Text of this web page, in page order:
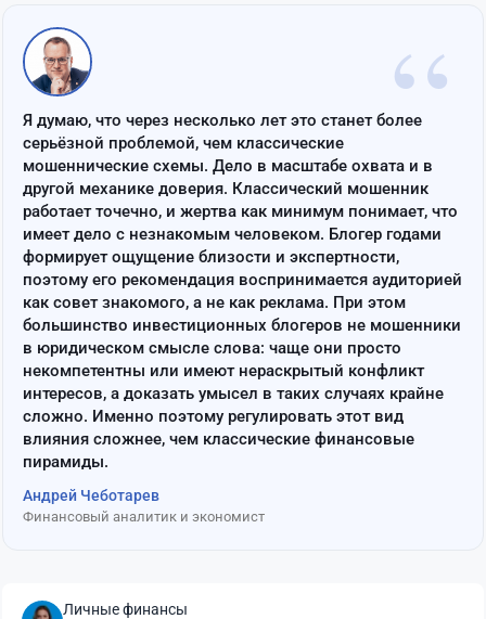
“
Я думаю, что через несколько лет это станет более
серьёзной проблемой, чем классические
мошеннические схемы. Дело в масштабе охвата и в
другой механике доверия. Классический мошенник
работает точечно, и жертва как минимум понимает, что
имеет дело с незнакомым человеком. Блогер годами
формирует ощущение близости и экспертности,
поэтому его рекомендация воспринимается аудиторией
как совет знакомого, а не как реклама. При этом
большинство инвестиционных блогеров не мошенники
в юридическом смысле слова: чаще они просто
некомпетентны или имеют нераскрытый конфликт
интересов, а доказать умысел в таких случаях крайне
сложно. Именно поэтому регулировать этот вид
влияния сложнее, чем классические финансовые
пирамиды.
Андрей Чеботарев
Финансовый аналитик и экономист
Личные финансы